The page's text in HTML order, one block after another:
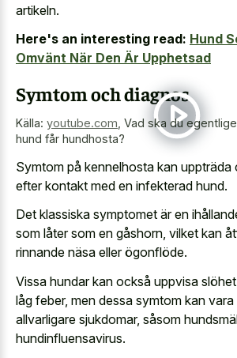
artikeln.
Here's an interesting read: Hund
Omvänt När Den Är Upphetsad
Symtom och diagnos
Källa: youtube.com Vad ska du
hund får hundhosta?
Symtom på kennelhosta kan uppträda
efter kontakt med en infekterad hund.
Det klassiska symptomet är en
som låter som en gåshorn, vilket kan
rinnande näsa eller ögonflöde.
Vissa hundar kan också uppvisa
låg feber, men dessa symtom kan
allvarligare sjukdomar, såsom
hundinfluensavirus.